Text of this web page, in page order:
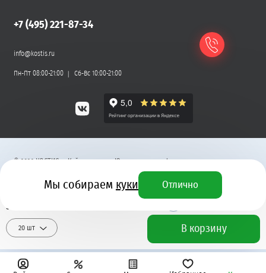
20 шт В корзину
5 710 ₽
+7 (495) 221-87-34
info@kostis.ru
Пн-Пт 08:00-21:00 Сб-Вс 10:00-21:00
©2026 КОСТИС — Кейтеринг. Юридическая информация
Мы собираем куки Отлично